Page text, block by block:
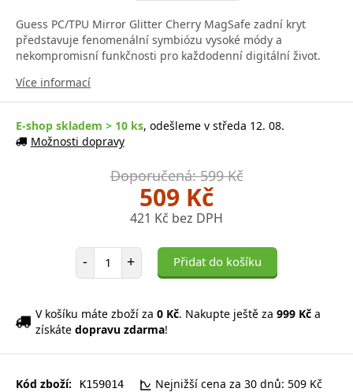
Guess PC/TPU Mirror Glitter Cherry MagSafe zadní kryt
představuje fenomenální symbiózu vysoké módy a
nekompromisní funkčnosti pro každodenní digitální život.
Více informací
E-shop skladem > 10 ks, odešleme v středa 12. 08.
Možnosti dopravy
Doporučená: 599 Kč
509 Kč
421 Kč bez DPH
- Počet položek
+ Přidat do košíku
V košíku máte zboží za 0 Kč. Nakupte ještě za 999 Kč a
získáte dopravu zdarma!
Kód zboží: K159014
Nejnižší cena za 30 dnů: 509 Kč